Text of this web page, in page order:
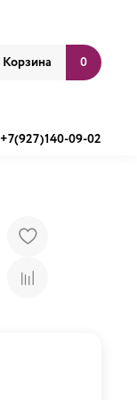
Корзина 0
+7(927)140-09-02